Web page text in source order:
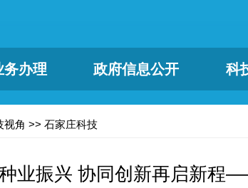
务办理 政府信息公开 科
视角 >> 石家庄科技
业振兴 协同创新再启新程